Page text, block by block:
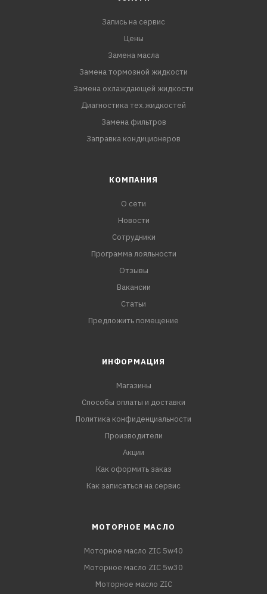
Запись на сервис
Цены
Замена масла
Замена тормозной жидкости
Замена охлаждающей жидкости
Диагностика тех.жидкостей
Замена фильтров
Заправка кондиционеров
КОМПАНИЯ
О сети
Новости
Сотрудники
Программа лояльности
Отзывы
Вакансии
Статьи
Предложить помещение
ИНФОРМАЦИЯ
Магазины
Способы оплаты и доставки
Политика конфиденциальности
Производители
Акции
Как оформить заказ
Как записаться на сервис
МОТОРНОЕ МАСЛО
Моторное масло ZIC 5w40
Моторное масло ZIC 5w30
Моторное масло ZIC